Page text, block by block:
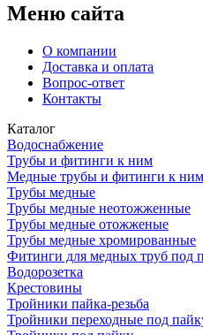
Меню сайта
О компании
Доставка и оплата
Вопрос-ответ
Контакты
Каталог
Водоснабжение
Трубы и фитинги к ним
Медные трубы и фитинги к ним
Трубы медные
Трубы медные неотожженные
Трубы медные отожженые
Трубы медные хромированные
Фитинги для медных труб под
Водорозетка
Крестовины
Тройники пайка-резьба
Тройники переходные под